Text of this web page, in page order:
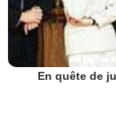
En quête de